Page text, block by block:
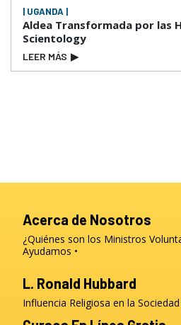
| UGANDA |
Aldea Transformada por las
Scientology
LEER MÁS ▶
Acerca de Nosotros
¿Quiénes son los Ministros
Ayudamos
L. Ronald Hubbard
Influencia Religiosa en la